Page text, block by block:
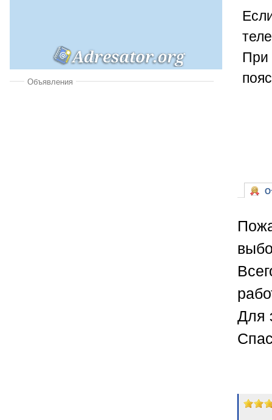
Объявления
При
Для